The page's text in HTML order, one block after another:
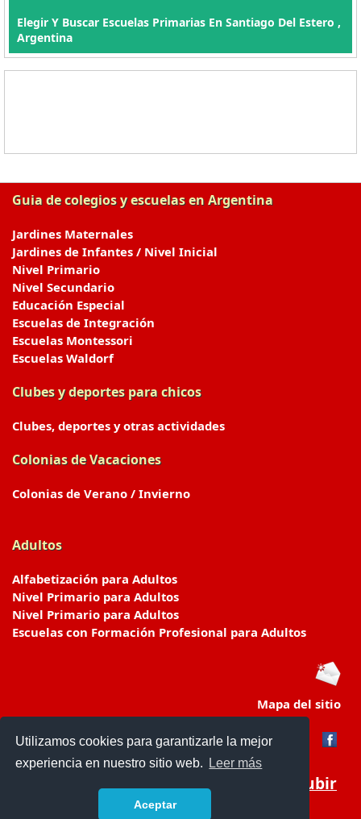
Utilizamos cookies para garantizarle la mejor
experiencia en nuestro sitio web.
Leer más
Aceptar
Elegir Y Buscar Escuelas Primarias En Santiago Del Estero ,
Argentina
Guia de colegios y escuelas en Argentina
Jardines Maternales
Jardines de Infantes / Nivel Inicial
Nivel Primario
Nivel Secundario
Educación Especial
Escuelas de Integración
Escuelas Montessori
Escuelas Waldorf
Clubes y deportes para chicos
Clubes, deportes y otras actividades
Colonias de Vacaciones
Colonias de Verano / Invierno
Adultos
Alfabetización para Adultos
Nivel Primario para Adultos
Nivel Primario para Adultos
Escuelas con Formación Profesional para Adultos
Mapa del sitio
Subir